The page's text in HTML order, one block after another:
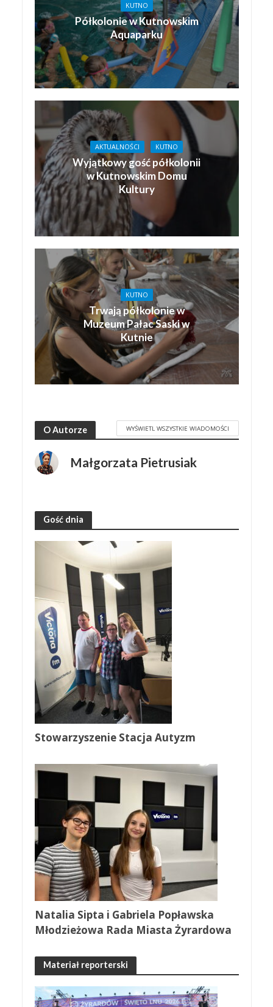
KUTNO
Półkolonie w Kutnowskim
Aquaparku
AKTUALNOŚCI KUTNO
Wyjątkowy gość półkolonii
w Kutnowskim Domu
Kultury
KUTNO
Trwają półkolonie w
Muzeum Pałac Saski w
Kutnie
O Autorze WYŚWIETL WSZYSTKIE WIADOMOŚCI
Małgorzata Pietrusiak
Gość dnia
Stowarzyszenie Stacja Autyzm
Natalia Sipta i Gabriela Popławska
Młodzieżowa Rada Miasta Żyrardowa
Materiał reporterski